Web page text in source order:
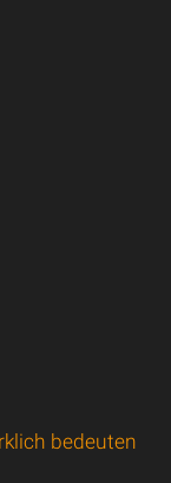
bedeuten